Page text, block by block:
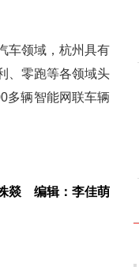
车领域，杭州具有
、零跑等各领域头
多辆智能网联车辆
燚 编辑：李佳萌